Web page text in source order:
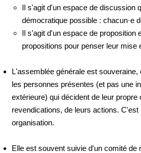
Il s'agit d'un espace de discussion
démocratique possible : chacun·e
Il s'agit d'un espace de proposition
propositions pour penser leur mise
L'assemblée générale est
les personnes présentes (et pas une
extérieure) qui décident de leur propre
revendications, de leurs actions. C'est
organisation.
Elle est souvent suivie d'un comité de